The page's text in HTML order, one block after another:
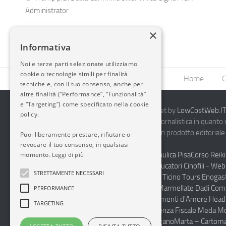
Administrator
Home
2014-2026 AvioBlog - Creazione Siti Internet by
Questo blog non rappresenta una testata giornalistica in
periodicità. Non può pertanto considerarsi un prodotto
7.03.2001.Disclaimer Completo
Vendita Abbigliamento Sicurezza
Termoidraulica PisaCorso
Corsi Formazione Mediatori Felini Educatori Cinofili -
Andrologo ToscanaProgettare Casa Canton Ticino Tours
MonferratoProduzione Conto Terzi Sughi Marmellate Dadi
specialista Floaters
Legamenti d'Amore
Haccp Sicurezza sul Lavoro Toscana
Consulenza Fiscale Meda
personalizzate scuole medie e superiori LuganoMarta –
×
Informativa
Noi e terze parti selezionate utilizziamo
cookie o tecnologie simili per finalità
tecniche e, con il tuo consenso, anche per
altre finalità (“Performance”, “Funzionalità”
e “Targeting”) come specificato nella cookie
policy.
Puoi liberamente prestare, rifiutare o
revocare il tuo consenso, in qualsiasi
momento. Leggi di più
STRETTAMENTE NECESSARI
PERFORMANCE
TARGETING